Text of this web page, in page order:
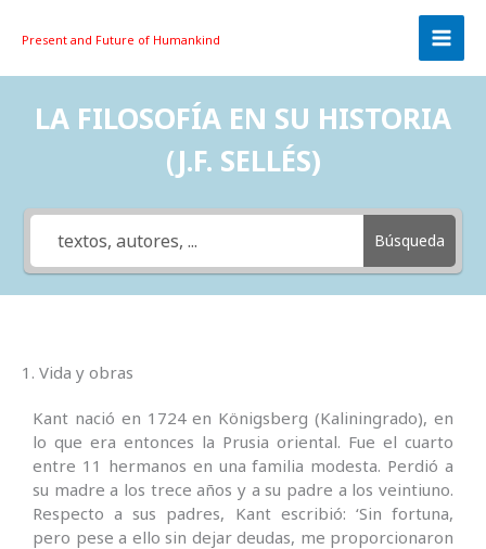
Present and Future of Humankind
LA FILOSOFÍA EN SU HISTORIA
(J.F. SELLÉS)
Búsqueda
1. Vida y obras
Kant nació en 1724 en Königsberg (Kaliningrado), en
lo que era entonces la Prusia oriental. Fue el cuarto
entre 11 hermanos en una familia modesta. Perdió a
su madre a los trece años y a su padre a los veintiuno.
Respecto a sus padres, Kant escribió: ‘Sin fortuna,
pero pese a ello sin dejar deudas, me proporcionaron